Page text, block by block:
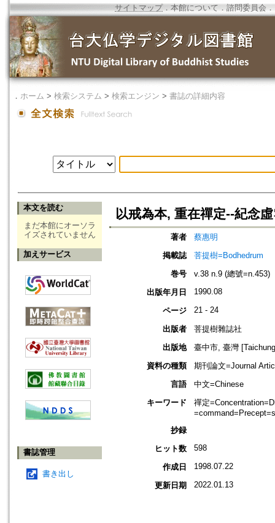
サイトマップ．本館について ． 諮問委員会 ．
． ホーム > 検索システム > 検索エンジン > 書誌の詳細内容
本文を読む
まだ本館にオーソラ
イズされていません
加えサービス
書誌管理
書き出し
以戒為本, 重在禪定--紀念
著者
蔡惠明
掲載誌
菩提樹=Bodhedrum
巻号
v.38 n.9 (總號=n.453)
出版年月日
1990.08
ページ 21 - 24
出版者
菩提樹雜誌社
出版地
臺中市, 臺灣
資料の種類
期刊論文=Journal
言語
中文=Chinese
キーワード
禪定
抄録
ヒット数
598
作成日 1998.07.22
更新日期 2022.01.13